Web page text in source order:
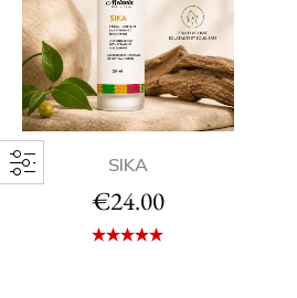
SIKA
€24.00